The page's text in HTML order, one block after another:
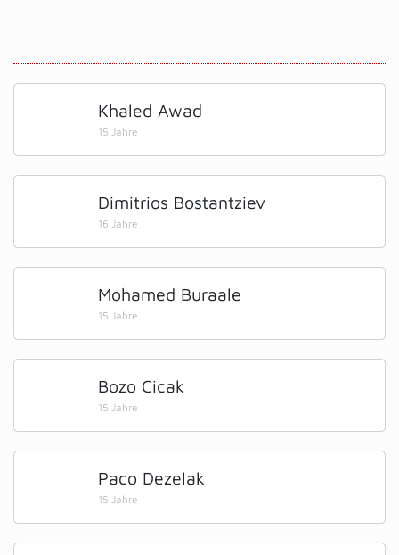
Khaled Awad
15 Jahre
Dimitrios Bostantziev
16 Jahre
Mohamed Buraale
15 Jahre
Bozo Cicak
15 Jahre
Paco Dezelak
15 Jahre